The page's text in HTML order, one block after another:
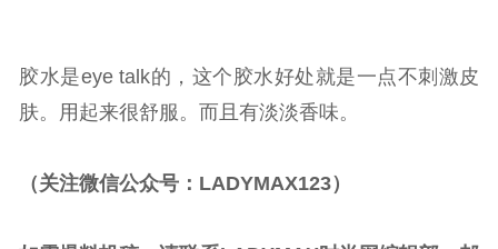
胶水是eye talk的，这个胶水好处就是一点不刺激皮
肤。用起来很舒服。而且有淡淡香味。
（关注微信公众号：LADYMAX123）